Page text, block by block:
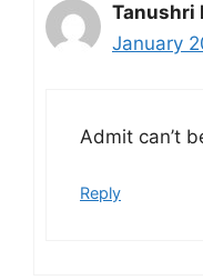
Tanushri
January
Admit can’t
Reply